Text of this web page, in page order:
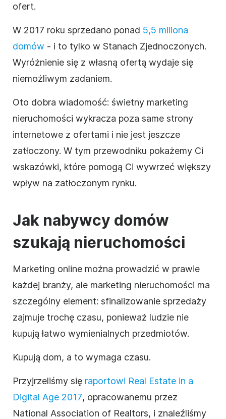
ofert.
W 2017 roku sprzedano ponad 5,5 miliona
domów - i to tylko w Stanach Zjednoczonych.
Wyróżnienie się z własną ofertą wydaje się
niemożliwym zadaniem.
Oto dobra wiadomość: świetny marketing
nieruchomości wykracza poza same strony
internetowe z ofertami i nie jest jeszcze
zatłoczony. W tym przewodniku pokażemy Ci
wskazówki, które pomogą Ci wywrzeć większy
wpływ na zatłoczonym rynku.
Jak nabywcy domów
szukają nieruchomości
Marketing online można prowadzić w prawie
każdej branży, ale marketing nieruchomości ma
szczególny element: sfinalizowanie sprzedaży
zajmuje trochę czasu, ponieważ ludzie nie
kupują łatwo wymienialnych przedmiotów.
Kupują dom, a to wymaga czasu.
Przyjrzeliśmy się raportowi Real Estate in a
Digital Age 2017, opracowanemu przez
National Association of Realtors, i znaleźliśmy